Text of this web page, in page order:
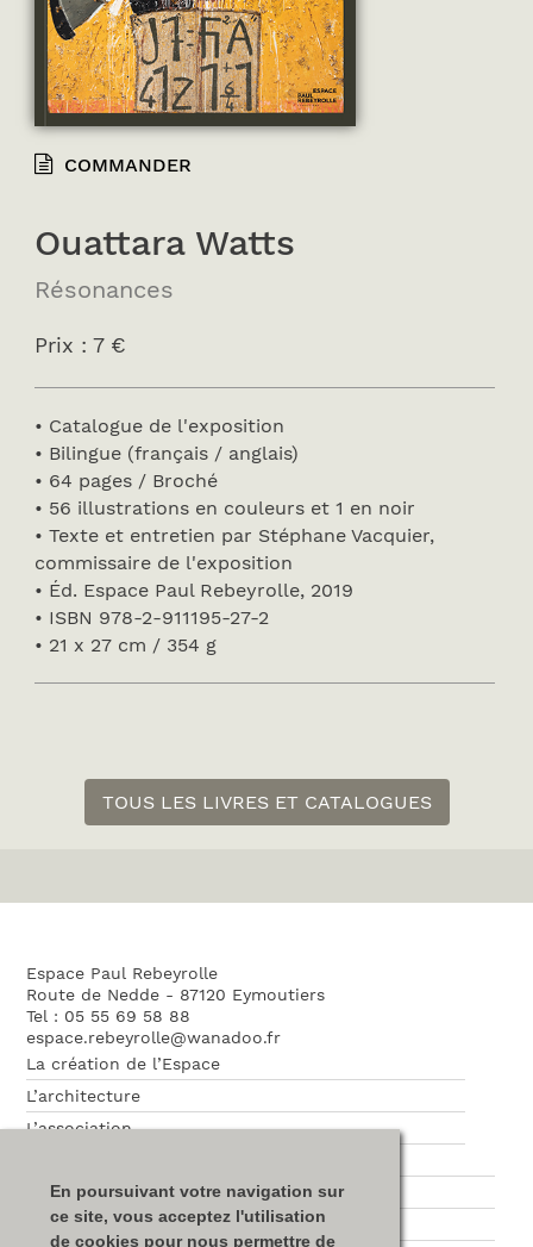
En poursuivant votre navigation sur
ce site, vous acceptez l'utilisation
de cookies pour nous permettre de
COMMANDER
Ouattara Watts
Résonances
Prix : 7 €
• Catalogue de l'exposition
• Bilingue (français / anglais)
• 64 pages / Broché
• 56 illustrations en couleurs et 1 en noir
• Texte et entretien par Stéphane Vacquier,
commissaire de l'exposition
• Éd. Espace Paul Rebeyrolle, 2019
• ISBN 978-2-911195-27-2
• 21 x 27 cm / 354 g
TOUS LES LIVRES ET CATALOGUES
Espace Paul Rebeyrolle
Route de Nedde - 87120 Eymoutiers
Tel : 05 55 69 58 88
espace.rebeyrolle@wanadoo.fr
La création de l’Espace
L’architecture
L’association
Plan du site
Mentions légales